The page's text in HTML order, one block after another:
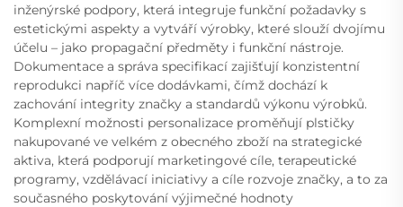
inženýrské podpory, která integruje funkční požadavky s
estetickými aspekty a vytváří výrobky, které slouží dvojímu
účelu – jako propagační předměty i funkční nástroje.
Dokumentace a správa specifikací zajišťují konzistentní
reprodukci napříč více dodávkami, čímž dochází k
zachování integrity značky a standardů výkonu výrobků.
Komplexní možnosti personalizace proměňují plstičky
nakupované ve velkém z obecného zboží na strategické
aktiva, která podporují marketingové cíle, terapeutické
programy, vzdělávací iniciativy a cíle rozvoje značky, a to za
současného poskytování výjimečné hodnoty